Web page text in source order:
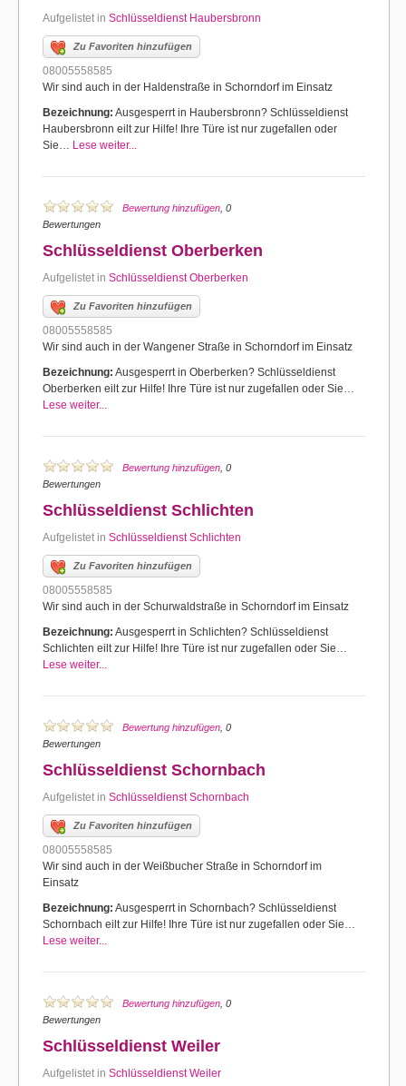
Aufgelistet in Schlüsseldienst Haubersbronn
Zu Favoriten hinzufügen
08005558585
Wir sind auch in der Haldenstraße in Schorndorf im Einsatz
Bezeichnung: Ausgesperrt in Haubersbronn? Schlüsseldienst
Haubersbronn eilt zur Hilfe! Ihre Türe ist nur zugefallen oder
Sie… Lese weiter...
Bewertung hinzufügen , 0
Bewertungen
Schlüsseldienst Oberberken
Aufgelistet in Schlüsseldienst Oberberken
Zu Favoriten hinzufügen
08005558585
Wir sind auch in der Wangener Straße in Schorndorf im Einsatz
Bezeichnung: Ausgesperrt in Oberberken? Schlüsseldienst
Oberberken eilt zur Hilfe! Ihre Türe ist nur zugefallen oder Sie…
Lese weiter...
Bewertung hinzufügen , 0
Bewertungen
Schlüsseldienst Schlichten
Aufgelistet in Schlüsseldienst Schlichten
Zu Favoriten hinzufügen
08005558585
Wir sind auch in der Schurwaldstraße in Schorndorf im Einsatz
Bezeichnung: Ausgesperrt in Schlichten? Schlüsseldienst
Schlichten eilt zur Hilfe! Ihre Türe ist nur zugefallen oder Sie…
Lese weiter...
Bewertung hinzufügen , 0
Bewertungen
Schlüsseldienst Schornbach
Aufgelistet in Schlüsseldienst Schornbach
Zu Favoriten hinzufügen
08005558585
Wir sind auch in der Weißbucher Straße in Schorndorf im
Einsatz
Bezeichnung: Ausgesperrt in Schornbach? Schlüsseldienst
Schornbach eilt zur Hilfe! Ihre Türe ist nur zugefallen oder Sie…
Lese weiter...
Bewertung hinzufügen , 0
Bewertungen
Schlüsseldienst Weiler
Aufgelistet in Schlüsseldienst Weiler